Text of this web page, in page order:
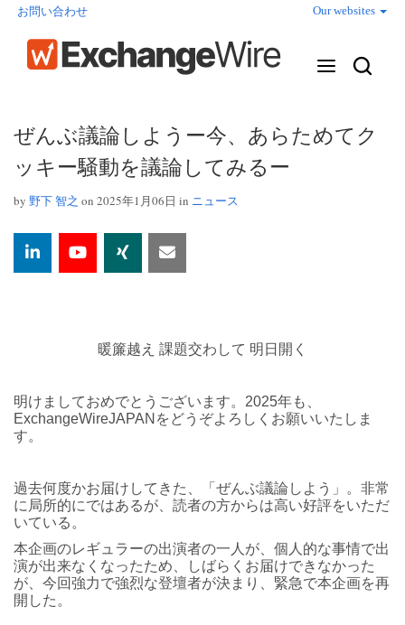
お問い合わせ Our websites
ぜんぶ議論しようー今、あらためてク
ッキー騒動を議論してみるー
by 野下 智之 on 2025年1月06日 in ニュース
暖簾越え 課題交わして 明日開く
明けましておめでとうございます。2025年も、
ExchangeWireJAPANをどうぞよろしくお願いいたしま
す。
過去何度かお届けしてきた、「ぜんぶ議論しよう」。非常
に局所的にではあるが、読者の方からは高い好評をいただ
いている。
本企画のレギュラーの出演者の一人が、個人的な事情で出
演が出来なくなったため、しばらくお届けできなかった
が、今回強力で強烈な登壇者が決まり、緊急で本企画を再
開した。